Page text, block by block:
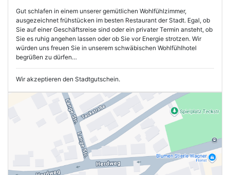
Gut schlafen in einem unserer gemütlichen Wohlfühlzimmer,
ausgezeichnet frühstücken im besten Restaurant der Stadt. Egal, ob
Sie auf einer Geschäftsreise sind oder ein privater Termin ansteht, ob
Sie es ruhig angehen lassen oder ob Sie vor Energie strotzen. Wir
würden uns freuen Sie in unserem schwäbischen Wohlfühlhotel
begrüßen zu dürfen…
Wir akzeptieren den Stadtgutschein.